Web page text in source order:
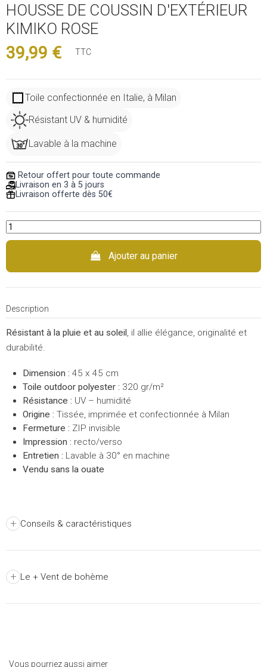
HOUSSE DE COUSSIN D'EXTÉRIEUR
KIMIKO ROSE
39,99 € TTC
Toile confectionnée en Italie, à Milan
Résistant UV & humidité
Lavable à la machine
Retour offert pour toute commande
Livraison en 3 à 5 jours
Livraison offerte dès 50€
Ajouter au panier
Description
Résistant à la pluie et au soleil , il allie élégance, originalité et
durabilité.
Dimension : 45 x 45 cm
Toile outdoor polyester : 320 gr/m²
Résistance : UV – humidité
Origine : Tissée, imprimée et confectionnée à Milan
Fermeture : ZIP invisible
Impression : recto/verso
Entretien : Lavable à 30° en machine
Vendu sans la ouate
+ Conseils & caractéristiques
+ Le + Vent de bohème
Vous pourriez aussi aimer